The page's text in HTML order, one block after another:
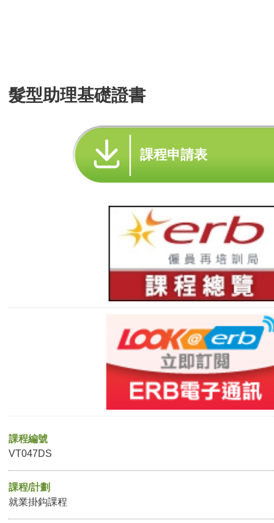
髮型助理基礎證書
課程申請表
課程編號
VT047DS
課程/計劃
就業掛鈎課程